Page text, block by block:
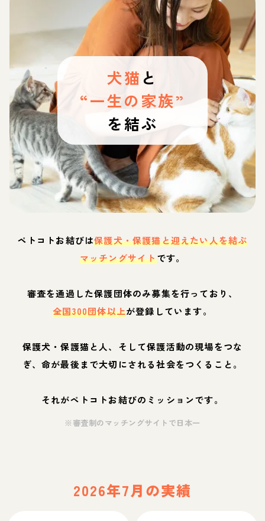
犬猫 と
“一生の家族”
を結ぶ
ペトコトお結びは保護犬・保護猫と迎えたい人を結ぶ
マッチングサイトです。
審査を通過した保護団体のみ募集を行っており、
全国300団体以上が登録しています。
保護犬・保護猫と人、そして保護活動の現場をつな
ぎ、命が最後まで大切にされる社会をつくること。
それがペトコトお結びのミッションです。
※審査制のマッチングサイトで日本一
2026年7月の実績